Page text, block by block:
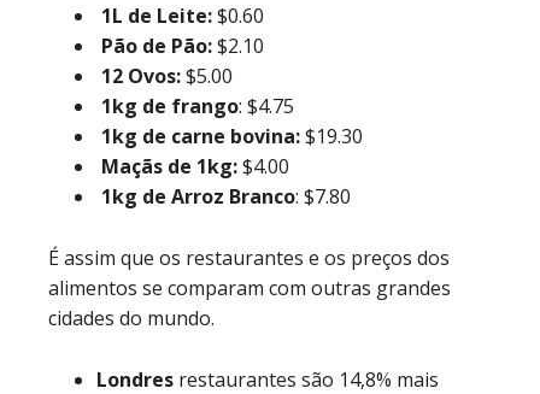
1L de Leite:$0.60
Pão de Pão:$2.10
12 Ovos:$5.00
1kg de frango: $4.75
1kg de carne bovina:$19.30
Maçãs de 1kg:$4.00
1kg de Arroz Branco: $7.80
É assim que os restaurantes e os preços dos
alimentos se comparam com outras grandes
cidades do mundo.
Londres restaurantes são 14,8% mais